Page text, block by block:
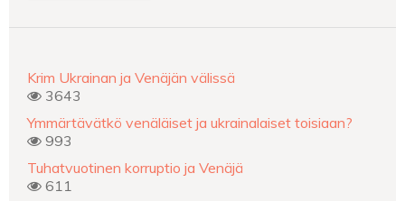
Krim Ukrainan ja Venäjän välissä
3643
Ymmärtävätkö venäläiset ja ukrainalaiset toisiaan?
993
Tuhatvuotinen korruptio ja Venäjä
611